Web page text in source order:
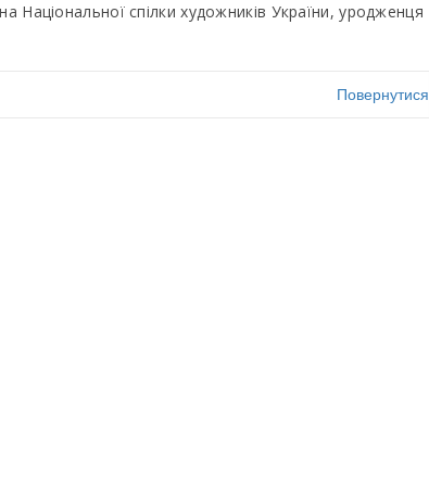
Національної спілки художників України, уродженця
Повернутися